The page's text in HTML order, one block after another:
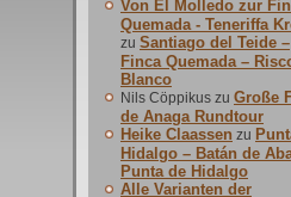
Von El Molledo zur
Quemada - Teneriffa
zu Santiago del Teide –
Finca Quemada –
Blanco
Nils Cöppikus zu Große
de Anaga Rundtour
Heike Claassen zu
Hidalgo – Batán de
Punta de Hidalgo
Alle Varianten der